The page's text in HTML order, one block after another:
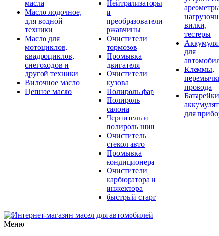
масла
Масло лодочное,
для водной
техники
Масло для
мотоциклов,
квадроциклов,
снегоходов и
другой техники
Вилочное масло
Цепное масло
Нейтрализаторы
и
преобразователи
ржавчины
Очистители
тормозов
Промывка
двигателя
Очистители
кузова
Полироль фар
Полироль
салона
Чернитель и
полироль шин
Очиститель
стёкол авто
Промывка
кондиционера
Очистители
карбюратора и
инжектора
быстрый старт
вилки,
тестеры
для
Клеммы,
провода
для
Меню